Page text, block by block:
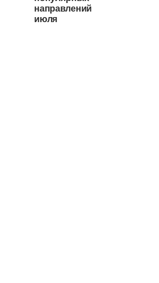
направлений
июля